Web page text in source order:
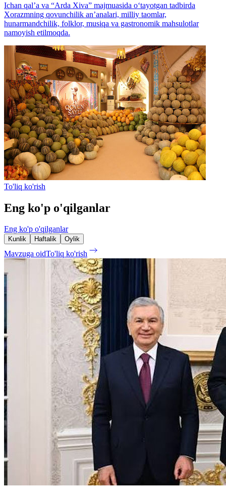
Ichan qal’a va “Arda Xiva” majmuasida o‘tayotgan tadbirda
Xorazmning qovunchilik an’analari, milliy taomlar,
hunarmandchilik, folklor, musiqa va gastronomik mahsulotlar
namoyish etilmoqda.
To'liq ko'rish
Eng ko'p o'qilganlar
Eng ko'p o'qilganlar
Kunlik Haftalik Oylik
Mavzuga oidTo'liq ko'rish